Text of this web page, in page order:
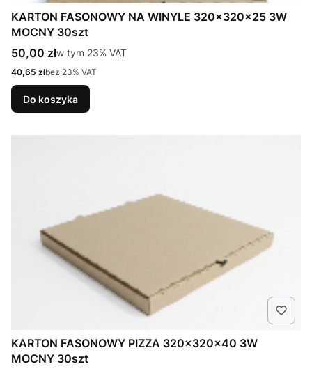
KARTON FASONOWY NA WINYLE 320x320x25 3W
MOCNY 30szt
Cena brutto
50,00 złw tym %s VAT
w tym 23% VAT
Cena netto
40,65 złbez 23% VAT
Do koszyka
KARTON FASONOWY PIZZA 320x320x40 3W
MOCNY 30szt